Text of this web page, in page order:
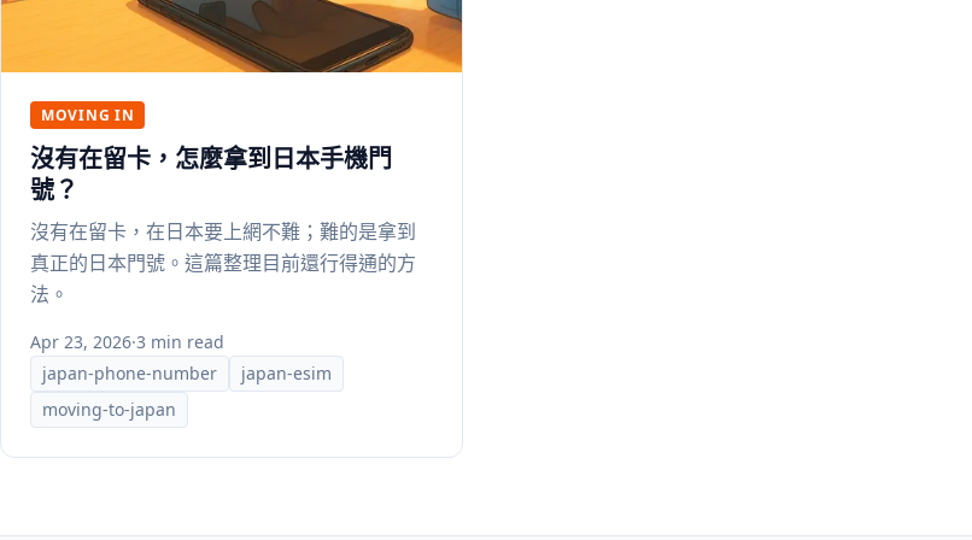
MOVING IN
沒有在留卡，怎麼拿到日本手機門
號？
沒有在留卡，在日本要上網不難；難的是拿到
真正的日本門號。這篇整理目前還行得通的方
法。
Apr 23, 2026·3 min read
japan-phone-number
japan-esim
moving-to-japan